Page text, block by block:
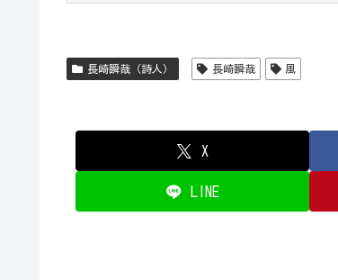
長崎瞬哉（詩人） 長崎瞬哉 風
X
LINE